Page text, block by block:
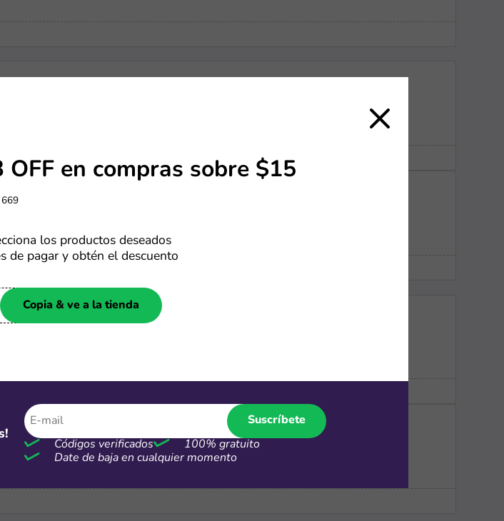
el sitio
en tu primera compra
OFF en compras sobre $15
669
los productos deseados
de pagar y obtén el descuento
Copia & ve a la tienda
Suscríbete
Códigos verificados
100% gratuito
Date de baja en cualquier momento